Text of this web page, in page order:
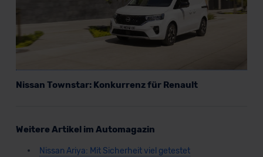
Nissan Townstar: Konkurrenz für Renault
Weitere Artikel im Automagazin
Nissan Ariya: Mit Sicherheit viel getestet